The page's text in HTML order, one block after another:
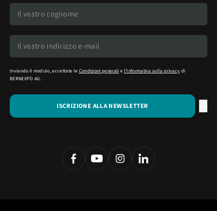
Inviando il modulo, accettate le Condizioni generali e l'Informativa sulla privacy di
BERNEXPO AG.